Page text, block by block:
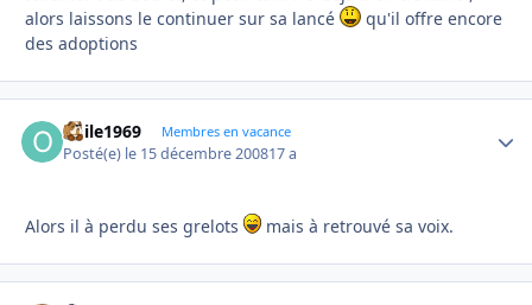
alors laissons le continuer sur sa lancé
qu'il offre encore
des adoptions
odile1969 Membres en vacance
Posté(e) le 15 décembre 200817 a
Alors il à perdu ses grelots mais à retrouvé sa voix.